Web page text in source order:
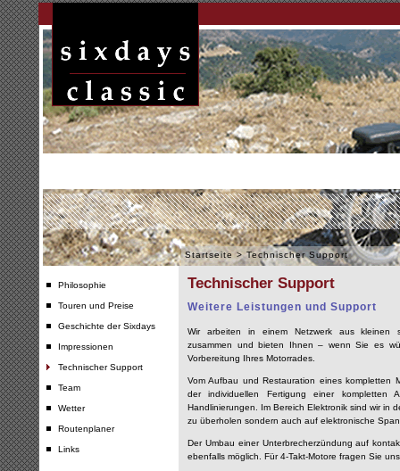
Startseite > Technischer Support
Philosophie
Touren und Preise
Geschichte der Sixdays
Impressionen
Technischer Support
Team
Wetter
Routenplaner
Links
Technischer Support
Weitere Leistungen und Support
Wir arbeiten in einem Netzwerk aus kleinen
zusammen und bieten Ihnen – wenn Sie es
Vorbereitung Ihres Motorrades.
Vom Aufbau und Restauration eines kompletten
der individuellen Fertigung einer kompletten
Handlinierungen. Im Bereich Elektronik sind wir in
zu überholen sondern auch auf elektronische
Der Umbau einer Unterbrecherzündung auf
ebenfalls möglich. Für 4-Takt-Motore fragen Sie